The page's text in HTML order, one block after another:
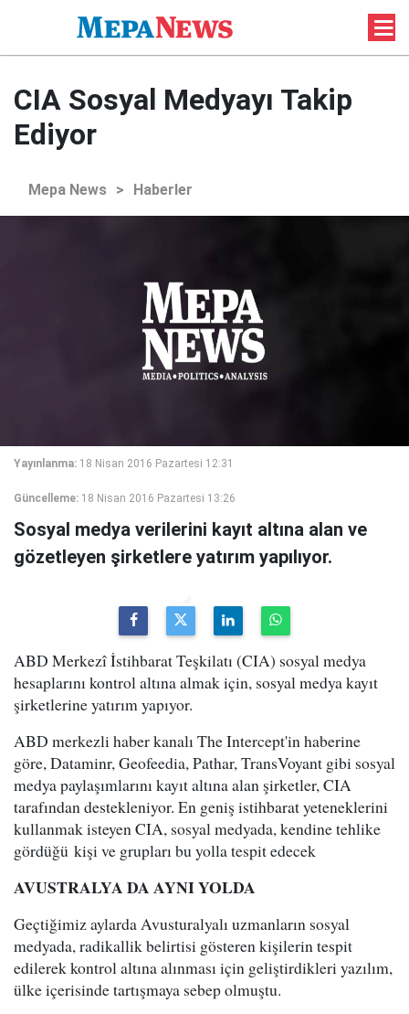
CIA Sosyal Medyayı Takip
Ediyor
Mepa News > Haberler
Yayınlanma: 18 Nisan 2016 Pazartesi 12:31
Güncelleme: 18 Nisan 2016 Pazartesi 13:26
Sosyal medya verilerini kayıt altına alan ve
gözetleyen şirketlere yatırım yapılıyor.
ABD Merkezî İstihbarat Teşkilatı (CIA) sosyal medya
hesaplarını kontrol altına almak için, sosyal medya kayıt
şirketlerine yatırım yapıyor.
ABD merkezli haber kanalı The Intercept'in haberine
göre, Dataminr, Geofeedia, Pathar, TransVoyant gibi sosyal
medya paylaşımlarını kayıt altına alan şirketler, CIA
tarafından destekleniyor. En geniş istihbarat yeteneklerini
kullanmak isteyen CIA, sosyal medyada, kendine tehlike
gördüğü kişi ve grupları bu yolla tespit edecek
AVUSTRALYA DA AYNI YOLDA
Geçtiğimiz aylarda Avusturalyalı uzmanların sosyal
medyada, radikallik belirtisi gösteren kişilerin tespit
edilerek kontrol altına alınması için geliştirdikleri yazılım,
ülke içerisinde tartışmaya sebep olmuştu.